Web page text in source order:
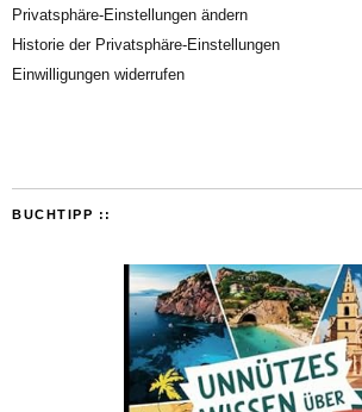
Privatsphäre-Einstellungen ändern
Historie der Privatsphäre-Einstellungen
Einwilligungen widerrufen
BUCHTIPP ::